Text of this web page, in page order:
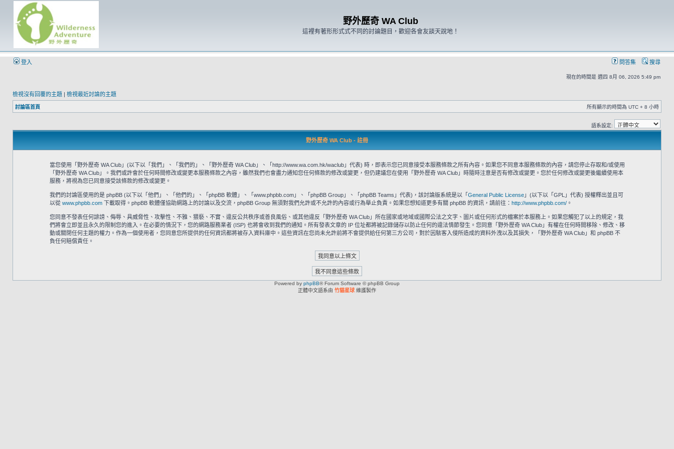
野外歷奇 WA Club
這裡有著形形式式不同的討論題目，歡迎各會友談天說地！
登入 問答集 搜尋
現在的時間是 週四 8月 06, 2026 5:49 pm
檢視沒有回覆的主題 | 檢視最近討論的主題
討論區首頁 所有顯示的時間為 UTC + 8 小時
語系設定:
野外歷奇 WA Club - 註冊
當您使用「野外歷奇 WA Club」(以下以「我們」、「我們的」、「野外歷奇 WA Club」、「http://www.wa.com.hk/waclub」代表) 時，即表示您已同意接受本服務條款之所有內容。如果您不同意本服務條款的內容，請您停止存取和/或使用
「野外歷奇 WA Club」。我們或許會於任何時間修改或變更本服務條款之內容，雖然我們也會盡力通知您任何條款的修改或變更，但仍建議您在使用「野外歷奇 WA Club」時隨時注意是否有修改或變更。您於任何修改或變更後繼續使用本
服務，將視為您已同意接受該條款的修改或變更。
我們的討論區使用的是 phpBB (以下以「他們」、「他們的」、「phpBB 軟體」、「www.phpbb.com」、「phpBB Group」、「phpBB Teams」代表)，該討論版系統是以「 General Public License」(以下以「GPL」代表) 授權釋出並且可
以從 www.phpbb.com下載取得。phpBB 軟體僅協助網路上的討論以及交流，phpBB Group 無須對我們允許或不允許的內容或行為舉止負責。如果您想知道更多有關 phpBB 的資訊，請前往： http://www.phpbb.com/。
您同意不發表任何誹謗、侮辱、具威脅性、攻擊性、不雅、猥褻、不實、違反公共秩序或善良風俗、或其他違反「野外歷奇 WA Club」所在國家或地域或國際公法之文字、圖片或任何形式的檔案於本服務上。如果您觸犯了以上的規定，我
們將會立即並且永久的限制您的進入。在必要的情況下，您的網路服務業者 (ISP) 也將會收到我們的通知。所有發表文章的 IP 位址都將被記錄儲存以防止任何的違法情節發生。您同意「野外歷奇 WA Club」有權在任何時間移除、修改、移
動或關閉任何主題的權力。作為一個使用者，您同意您所提供的任何資訊都將被存入資料庫中。這些資訊在您尚未允許前將不會提供給任何第三方公司，對於因駭客入侵所造成的資料外洩以及其損失，「野外歷奇 WA Club」和 phpBB 不
負任何賠償責任。
Powered by phpBB® Forum Software © phpBB Group
正體中文語系由 竹貓星球 維護製作